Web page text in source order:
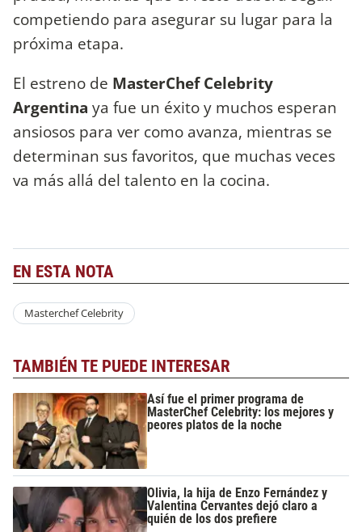
competiendo para asegurar su lugar para la
próxima etapa.
El estreno de MasterChef Celebrity
Argentina ya fue un éxito y muchos esperan
ansiosos para ver como avanza, mientras se
determinan sus favoritos, que muchas veces
va más allá del talento en la cocina.
EN ESTA NOTA
Masterchef Celebrity
TAMBIÉN TE PUEDE INTERESAR
Así fue el primer programa de
MasterChef Celebrity: los mejores y
peores platos de la noche
Olivia, la hija de Enzo Fernández y
Valentina Cervantes dejó claro a
quién de los dos prefiere